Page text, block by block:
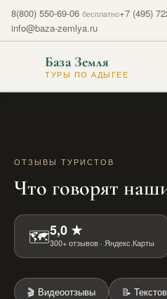
8(800) 550-69-06 бесплатно+7 (495)
info@baza-zemlya.ru
База Земля
ТУРЫ ПО АДЫГЕЕ
ОТЗЫВЫ ТУРИСТОВ
Что говорят
🗺5,0 ★
300+ отзывов · Яндекс.Карты
🎬 Видеоотзывы 📝